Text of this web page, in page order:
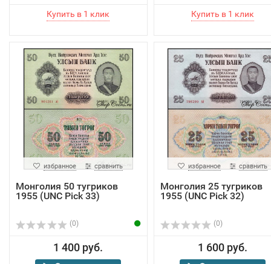
избранное сравнить
Монголия 50 тугриков
1955 (UNC Pick 33)
(0)
1 400 руб.
избранное сравнить
Монголия 25 тугриков
1955 (UNC Pick 32)
(0)
1 600 руб.